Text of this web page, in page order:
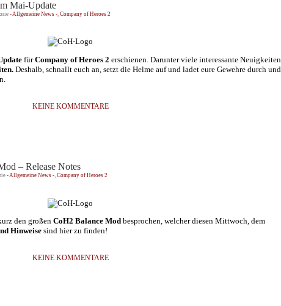
Mai-Update
- Allgemeine News - Company of Heroes 2
fürCompany of Heroes 2 erschienen. Darunter viele interessante Neuigkeiten
Deshalb, schnallt euch an, setzt die Helme auf und ladet eure Gewehre durch und
KEINE KOMMENTARE
– Release Notes
- Allgemeine News - Company of Heroes 2
den großen CoH2 Balance Mod besprochen, welcher diesen Mittwoch, dem
Hinweisesind hier zu finden!
KEINE KOMMENTARE